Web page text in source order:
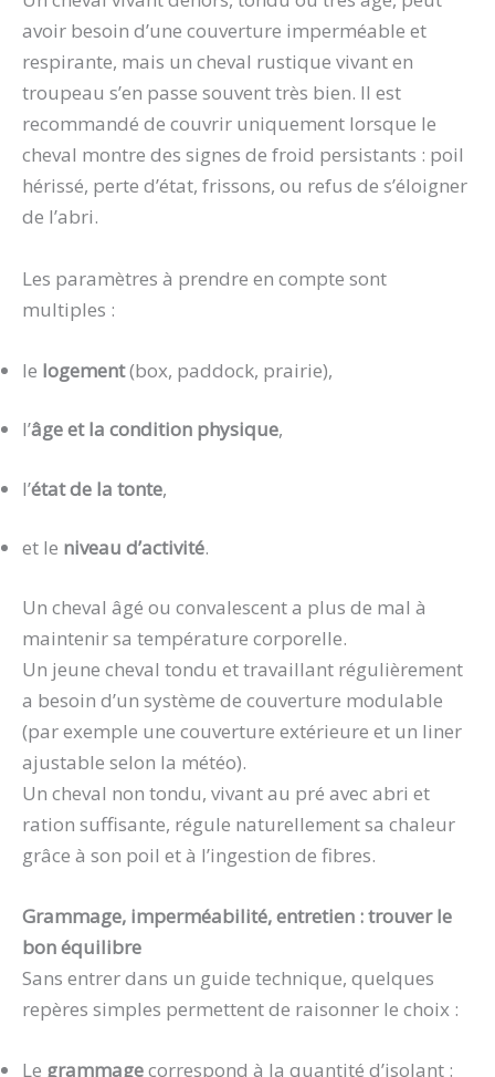
avoir besoin d’une couverture imperméable et
respirante, mais un cheval rustique vivant en
troupeau s’en passe souvent très bien. Il est
recommandé de couvrir uniquement lorsque le
cheval montre des signes de froid persistants : poil
hérissé, perte d’état, frissons, ou refus de s’éloigner
de l’abri.
Les paramètres à prendre en compte sont
multiples :
le logement(box, paddock, prairie),
l’âge et la condition physique,
l’état de la tonte,
et le niveau d’activité.
Un cheval âgé ou convalescent a plus de mal à
maintenir sa température corporelle.
Un jeune cheval tondu et travaillant régulièrement
a besoin d’un système de couverture modulable
(par exemple une couverture extérieure et un liner
ajustable selon la météo).
Un cheval non tondu, vivant au pré avec abri et
ration suffisante, régule naturellement sa chaleur
grâce à son poil et à l’ingestion de fibres.
Grammage, imperméabilité, entretien : trouver le
bon équilibre
Sans entrer dans un guide technique, quelques
repères simples permettent de raisonner le choix :
Le grammagecorrespond à la quantité d’isolant :